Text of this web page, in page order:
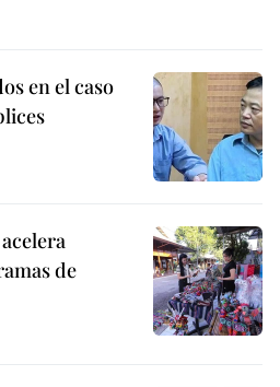
en el caso
de